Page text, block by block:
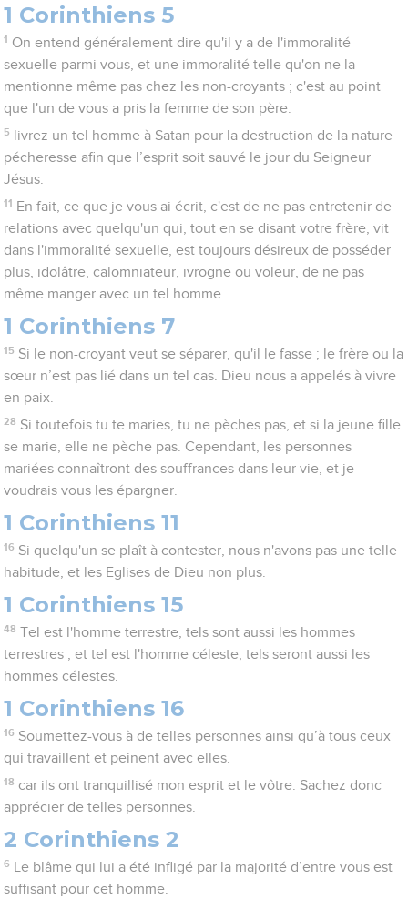
1 Corinthiens 5
1 On entend généralement dire qu'il y a de l'immoralité
sexuelle parmi vous, et une immoralité telle qu'on ne la
mentionne même pas chez les non-croyants ; c'est au point
que l'un de vous a pris la femme de son père.
5
livrez un tel homme à Satan pour la destruction de la nature
pécheresse afin que l’esprit soit sauvé le jour du Seigneur
Jésus.
11 En fait, ce que je vous ai écrit, c'est de ne pas entretenir de
relations avec quelqu'un qui, tout en se disant votre frère, vit
dans l'immoralité sexuelle, est toujours désireux de posséder
plus, idolâtre, calomniateur, ivrogne ou voleur, de ne pas
même manger avec un tel homme.
1 Corinthiens 7
15 Si le non-croyant veut se séparer, qu'il le fasse ; le frère ou la
sœur n’est pas lié dans un tel cas. Dieu nous a appelés à vivre
en paix.
28 Si toutefois tu te maries, tu ne pèches pas, et si la jeune fille
se marie, elle ne pèche pas. Cependant, les personnes
mariées connaîtront des souffrances dans leur vie, et je
voudrais vous les épargner.
1 Corinthiens 11
16 Si quelqu'un se plaît à contester, nous n'avons pas une telle
habitude, et les Eglises de Dieu non plus.
1 Corinthiens 15
48 Tel est l'homme terrestre, tels sont aussi les hommes
terrestres ; et tel est l'homme céleste, tels seront aussi les
hommes célestes.
1 Corinthiens 16
16 Soumettez-vous à de telles personnes ainsi qu’à tous ceux
qui travaillent et peinent avec elles.
18 car ils ont tranquillisé mon esprit et le vôtre. Sachez donc
apprécier de telles personnes.
2 Corinthiens 2
6
Le blâme qui lui a été infligé par la majorité d’entre vous est
suffisant pour cet homme.